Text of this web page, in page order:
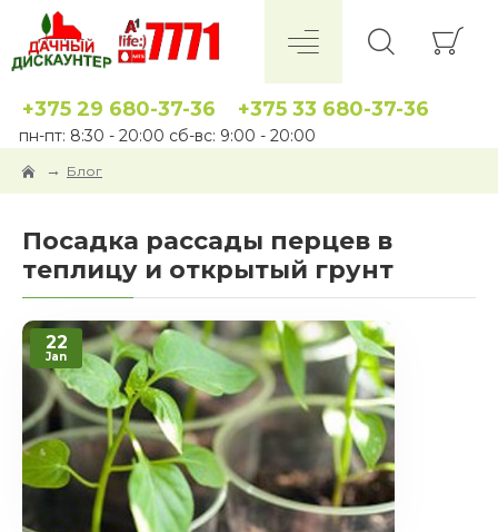
+375 29 680-37-36 +375 33 680-37-36
пн-пт: 8:30 - 20:00 сб-вс: 9:00 - 20:00
Блог
Посадка рассады перцев в
теплицу и открытый грунт
22
Jan